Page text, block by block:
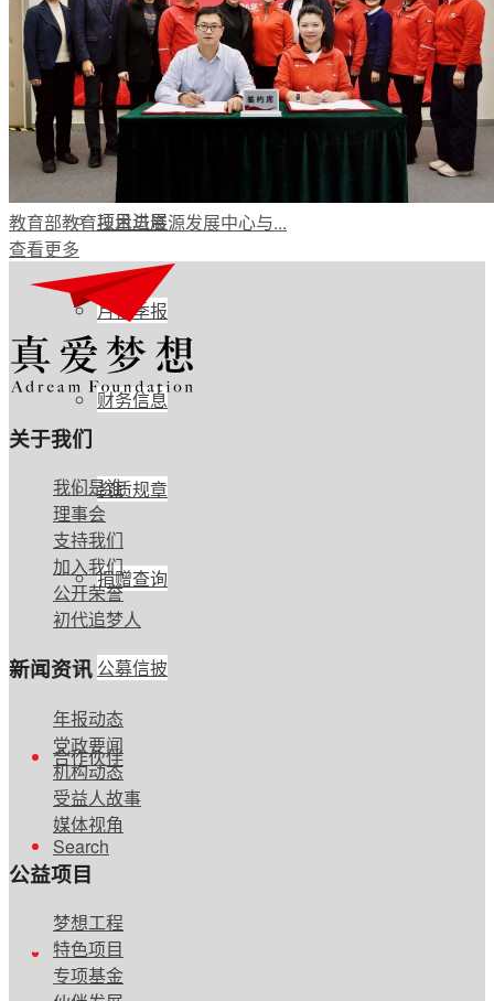
公开透明
年度报告
项目进展
月报季报
财务信息
资质规章
捐赠查询
公募信披
合作伙伴
Search
教育部教育技术与资源发展中心与...
查看更多
关于我们
我们是谁
理事会
支持我们
加入我们
公开荣誉
初代追梦人
新闻资讯
年报动态
党政要闻
机构动态
受益人故事
媒体视角
公益项目
梦想工程
特色项目
专项基金